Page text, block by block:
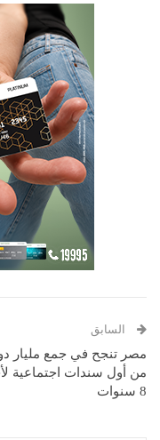
السابق
مصر تنجح في جمع مليار
من أول سندات اجتماعية
8 سنوات